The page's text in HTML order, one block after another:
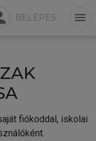
BELÉPÉS menu
fiókoddal, iskolai